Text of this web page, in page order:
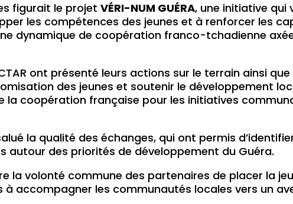
figurait le projetVÉRI-NUM GUÉRA, une initiative qui
les compétences des jeunes et à renforcer les
dynamique de coopération franco-tchadienne axée
ont présenté leurs actions sur le terrain ainsi
des jeunes et soutenir le développement
la coopération française pour les initiatives
la qualité des échanges, qui ont permis
autour des priorités de développement du Guéra.
la volonté commune des partenaires de placer la
à accompagner les communautés locales vers un